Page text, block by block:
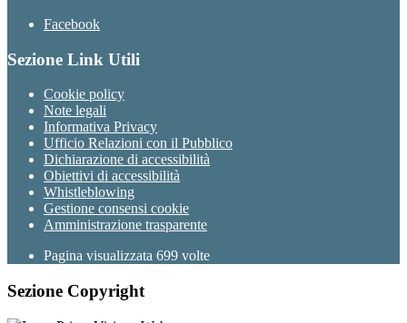
Facebook
Sezione Link Utili
Cookie policy
Note legali
Informativa Privacy
Ufficio Relazioni con il Pubblico
Dichiarazione di accessibilità
Obiettivi di accessibilità
Whistleblowing
Gestione consensi cookie
Amministrazione trasparente
Pagina visualizzata 699 volte
Sezione Copyright